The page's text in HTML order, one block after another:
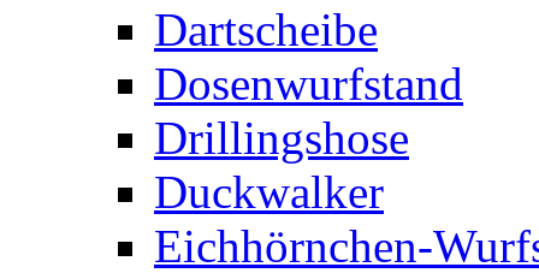
Dartscheibe
Dosenwurfstand
Drillingshose
Duckwalker
Eichhörnchen-